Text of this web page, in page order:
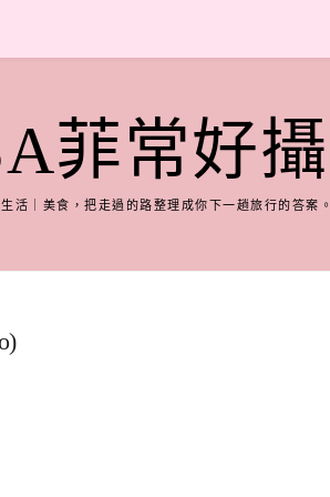
菲常好攝
活｜美食，把走過的路整理成你下一趟旅行的答案。